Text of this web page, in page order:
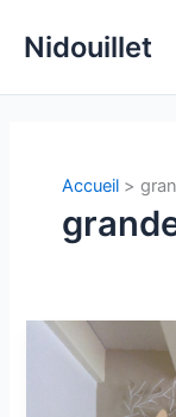
Nidouillet
Accueil